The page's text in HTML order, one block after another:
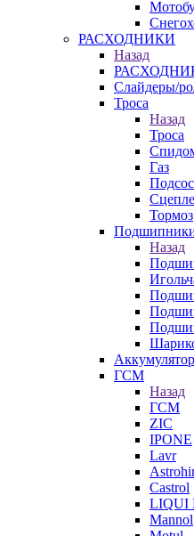
РАСХОДНИКИ
Назад
Слайдеры/
Троса
Назад
Троса
Газ
Подсос
Тормоз
Назад
ГСМ
Назад
ГСМ
ZIC
IPONE
Lavr
Castrol
LIQUI
Mannol